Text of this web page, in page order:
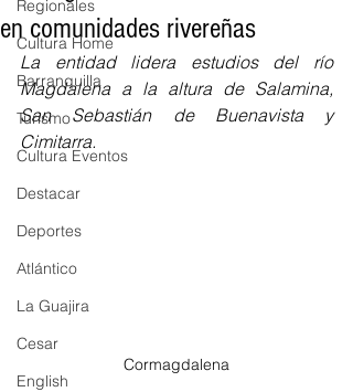
Regionales
Cultura Home
Barranquilla
Turismo
Cultura Eventos
Destacar
Deportes
Atlántico
La Guajira
Cesar
English
en comunidades rivereñas
La entidad lidera estudios del río
Magdalena a la altura de Salamina,
San Sebastián de Buenavista y
Cimitarra.
Cormagdalena